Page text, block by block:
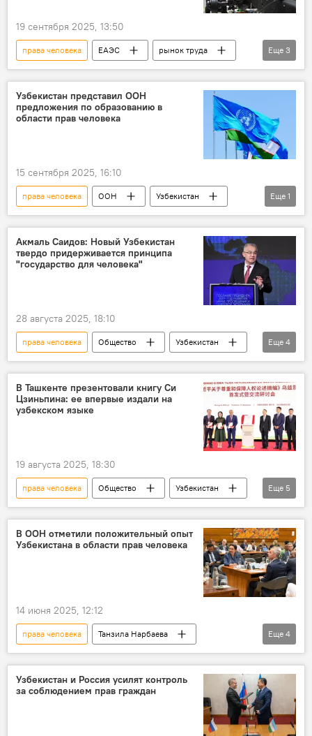
19 сентября 2025, 13:50
права человека ЕАЭС
рынок труда
ЕЭК
здравоохранение
трудовые мигранты
Еще 3
Узбекистан представил ООН
предложения по образованию в
области прав человека
15 сентября 2025, 16:10
права человека ООН
Узбекистан
Образование
Еще 1
Акмаль Саидов: Новый Узбекистан
твердо придерживается принципа
"государство для человека"
28 августа 2025, 18:10
права человека Общество
Узбекистан
Конференция
Ташкент
Независимость
Акмаль Саидов
Еще 4
В Ташкенте презентовали книгу Си
Цзиньпина: ее впервые издали на
узбекском языке
19 августа 2025, 18:30
права человека Общество
Узбекистан
Ташкент
книга
Си Цзиньпин
КНР
Национальный центр Республики Узбекистан по правам человека
Еще 5
В ООН отметили положительный опыт
Узбекистана в области прав человека
14 июня 2025, 12:12
права человека
Танзила Нарбаева
Сенат Олий Мажлиса Узбекистана
Женева
ООН
Узбекистан
Еще 4
Узбекистан и Россия усилят контроль
за соблюдением прав граждан